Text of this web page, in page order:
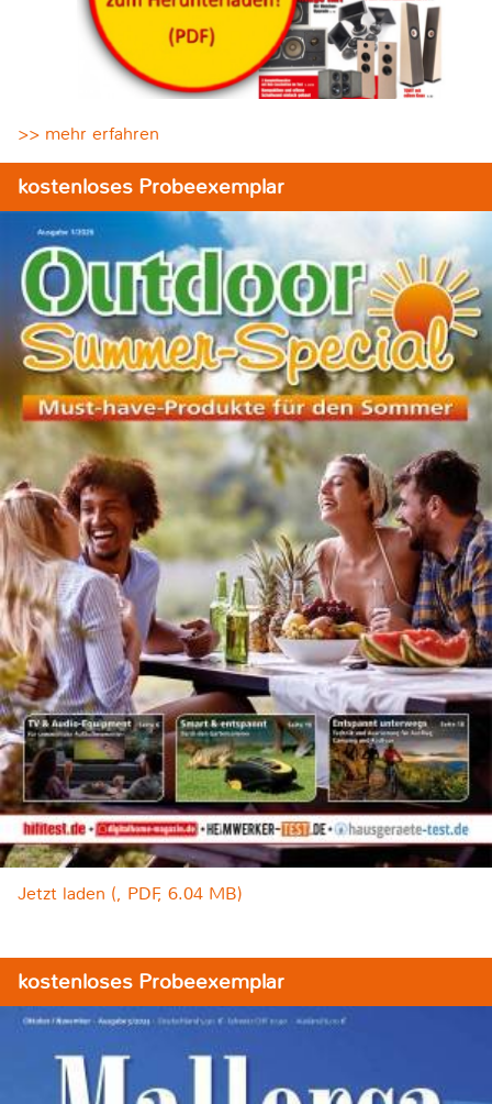
>> mehr erfahren
kostenloses Probeexemplar
Jetzt laden (, PDF, 6.04 MB)
kostenloses Probeexemplar